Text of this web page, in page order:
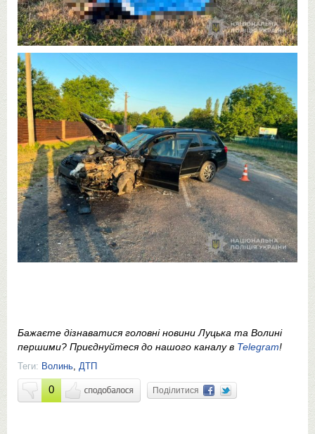
Бажаєте дізнаватися головні новини Луцька та Волині
першими? Приєднуйтеся до нашого каналу в Telegram!
Теги: Волинь, ДТП
0 Поділитися